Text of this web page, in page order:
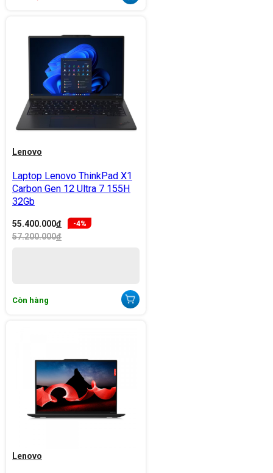
Lenovo
Laptop Lenovo ThinkPad X1
Carbon Gen 12 Ultra 7 155H
32Gb
55.400.000đ -4%
57.200.000đ
Còn hàng
Lenovo